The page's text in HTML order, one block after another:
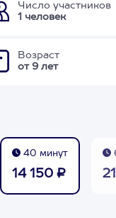
Число участников
1 человек
Возраст
от 9 лет
40 минут
14 150 ₽